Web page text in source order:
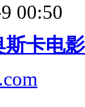
00:50
斯卡电